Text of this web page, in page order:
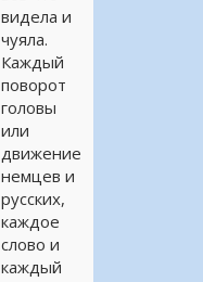
видела и
чуяла.
Каждый
поворот
головы
или
движение
немцев и
русских,
каждое
слово и
каждый